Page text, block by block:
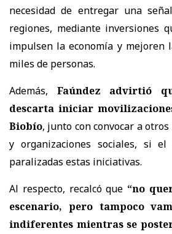
necesidad de entregar una
regiones, mediante inversiones
impulsen la economía y mejoren
miles de personas.
Además, Faúndez advirtió
descarta iniciar
Biobío, junto con convocar aotros
y organizaciones sociales, si el
paralizadas estas iniciativas.
Al respecto, recalcó que “no
escenario, pero tampoco
indiferentes mientras se